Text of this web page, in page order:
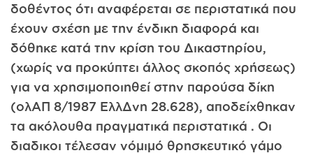
δοθέντος ότι αναφέρεται σε περιστατικά που
έχουν σχέση με την ένδικη διαφορά και
δόθηκε κατά την κρίση του Δικαστηρίου,
(χωρίς να προκύπτει άλλος σκοπός χρήσεως)
για να χρησιμοποιηθεί στην παρούσα δίκη
(ολΑΠ 8/1987 ΕλλΔνη 28.628), αποδείχθηκαν
τα ακόλουθα πραγματικά περιστατικά . Οι
διαδικοι τέλεσαν νόμιμό θρησκευτικό γάμο